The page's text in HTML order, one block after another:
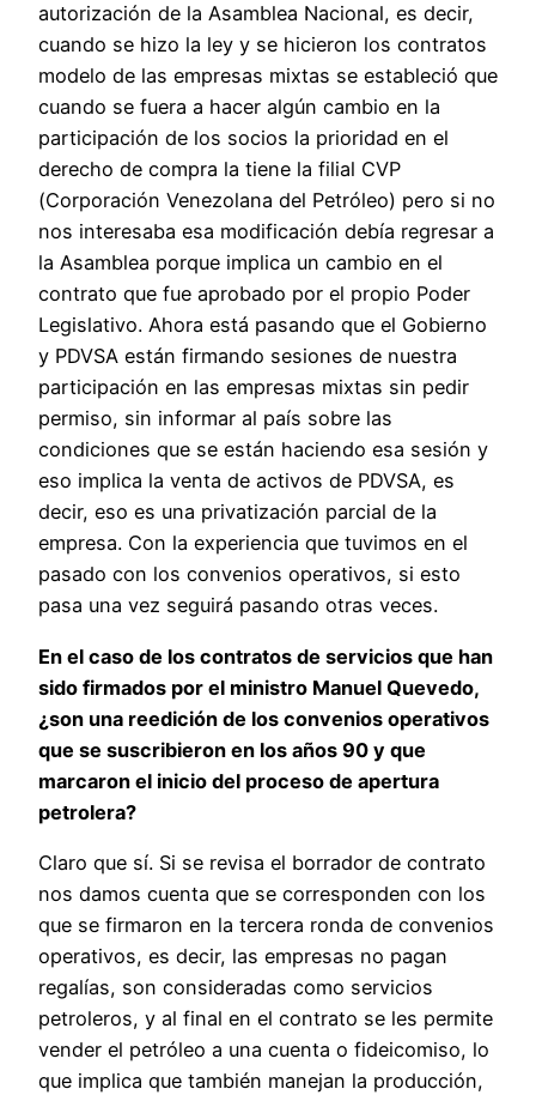
autorización de la Asamblea Nacional, es decir,
cuando se hizo la ley y se hicieron los contratos
modelo de las empresas mixtas se estableció que
cuando se fuera a hacer algún cambio en la
participación de los socios la prioridad en el
derecho de compra la tiene la filial CVP
(Corporación Venezolana del Petróleo) pero si no
nos interesaba esa modificación debía regresar a
la Asamblea porque implica un cambio en el
contrato que fue aprobado por el propio Poder
Legislativo. Ahora está pasando que el Gobierno
y PDVSA están firmando sesiones de nuestra
participación en las empresas mixtas sin pedir
permiso, sin informar al país sobre las
condiciones que se están haciendo esa sesión y
eso implica la venta de activos de PDVSA, es
decir, eso es una privatización parcial de la
empresa. Con la experiencia que tuvimos en el
pasado con los convenios operativos, si esto
pasa una vez seguirá pasando otras veces.
En el caso de los contratos de servicios que han
sido firmados por el ministro Manuel Quevedo,
¿son una reedición de los convenios operativos
que se suscribieron en los años 90 y que
marcaron el inicio del proceso de apertura
petrolera?
Claro que sí. Si se revisa el borrador de contrato
nos damos cuenta que se corresponden con los
que se firmaron en la tercera ronda de convenios
operativos, es decir, las empresas no pagan
regalías, son consideradas como servicios
petroleros, y al final en el contrato se les permite
vender el petróleo a una cuenta o fideicomiso, lo
que implica que también manejan la producción,